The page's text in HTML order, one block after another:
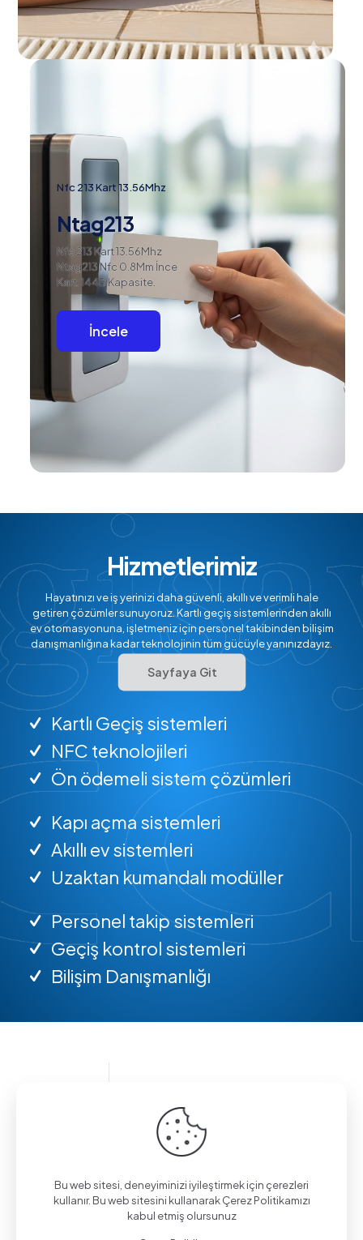
Nfc 213 Kart 13.56Mhz
Ntag213
Nfc 213 Kart 13.56Mhz
Ntag213 Nfc 0.8Mm İnce
Kart. 144B Kapasite.
İncele
Hizmetlerimiz
Hayatınızı ve iş yerinizi daha güvenli, akıllı ve verimli hale
getiren çözümler sunuyoruz. Kartlı geçiş sistemlerinden akıllı
ev otomasyonuna, işletmeniz için personel takibinden bilişim
danışmanlığına kadar teknolojinin tüm gücüyle yanınızdayız.
Sayfaya Git
Kartlı Geçiş sistemleri
NFC teknolojileri
Ön ödemeli sistem çözümleri
Kapı açma sistemleri
Akıllı ev sistemleri
Uzaktan kumandalı modüller
Personel takip sistemleri
Geçiş kontrol sistemleri
Bilişim Danışmanlığı
Bilgi almak için arayın.
(0312) 325 02 01
Bu web sitesi, deneyiminizi iyileştirmek için çerezleri
kullanır. Bu web sitesini kullanarak Çerez Politikamızı
kabul etmiş olursunuz